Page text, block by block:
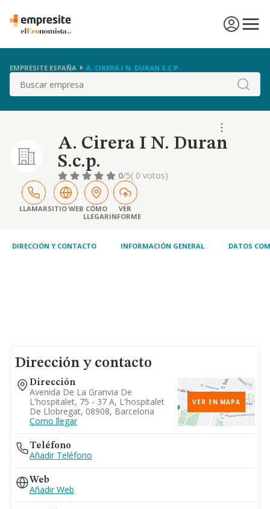
EMPRESITE ESPAÑA A. CIRERA I N. DURAN S.C.P.
Buscar
A. Cirera I N. Duran
S.c.p.
0/5( 0 votos)
LLAMARSITIO WEB CÓMO
LLEGAR
VER
INFORME
DIRECCIÓN Y CONTACTO INFORMACIÓN GENERAL DATOS
Dirección y contacto
Dirección
Avenida De La Granvia De
L'hospitalet, 75 - 37 A, L'hospitalet
De Llobregat, 08908, Barcelona
Como llegar
VER EN MAPA
Teléfono
Añadir Teléfono
Web
Añadir Web